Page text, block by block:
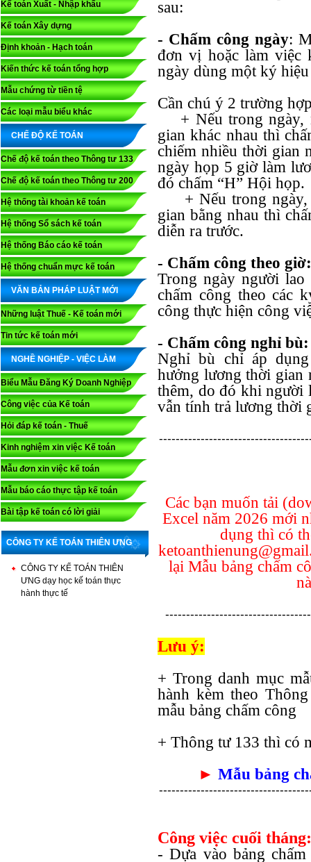
Kế toán Xuất - Nhập khẩu
Kế toán Xây dựng
Định khoản - Hạch toán
Kiến thức kế toán tổng hợp
Mẫu chứng từ tiền tệ
Các loại mẫu biểu khác
CHẾ ĐỘ KẾ TOÁN
Chế độ kế toán theo Thông tư 133
Chế độ kế toán theo Thông tư 200
Hệ thống tài khoản kế toán
Hệ thống Sổ sách kế toán
Hệ thống Báo cáo kế toán
Hệ thống chuẩn mực kế toán
VĂN BẢN PHÁP LUẬT MỚI
Những luật Thuế - Kế toán mới
Tin tức kế toán mới
NGHỀ NGHIỆP - VIỆC LÀM
Biểu Mẫu Đăng Ký Doanh Nghiệp
Công việc của Kế toán
Hỏi đáp kế toán - Thuế
Kinh nghiệm xin việc Kế toán
Mẫu đơn xin việc kế toán
Mẫu báo cáo thực tập kế toán
Bài tập kế toán có lời giải
CÔNG TY KẾ TOÁN THIÊN ƯNG
CÔNG TY KẾ TOÁN THIÊN
ƯNG dạy học kế toán thực
hành thực tế
sau:
- Chấm công ngày:
đơn vị hoặc làm việc
ngày dùng một ký
Cần chú ý 2 trường
+ Nếu trong ngày,
gian khác nhau thì
chiếm nhiều thời gian
ngày họp 5 giờ làm
đó chấm “H” Hội họp.
+ Nếu trong ngày,
gian bằng nhau thì
diễn ra trước.
- Chấm công theo giờ:
Trong ngày người
chấm công theo các
công thực hiện công
- Chấm công nghỉ bù:
Nghỉ bù chỉ áp
hưởng lương thời gian
thêm, do đó khi người
vẫn tính trả lương thời
Các bạn muốn tải
Excel năm 2026 mới
dụng thì có
lại Mẫu bảng chấm
Lưu ý:
+ Trong danh mục
hành kèm theo
mẫu bảng chấm công
+ Thông tư 133 thì có
► Mẫu bảng
Công việc cuối tháng:
- Dựa vào bảng